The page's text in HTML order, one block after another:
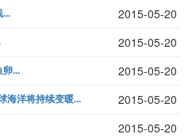
... 2015-05-20
2015-05-20
... 2015-05-20
海洋将持续变暖... 2015-05-20
2015-05-20